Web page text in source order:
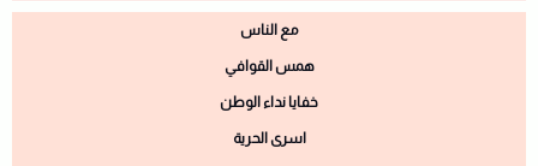
مع الناس
همس القوافي
خفايا نداء الوطن
اسرى الحرية